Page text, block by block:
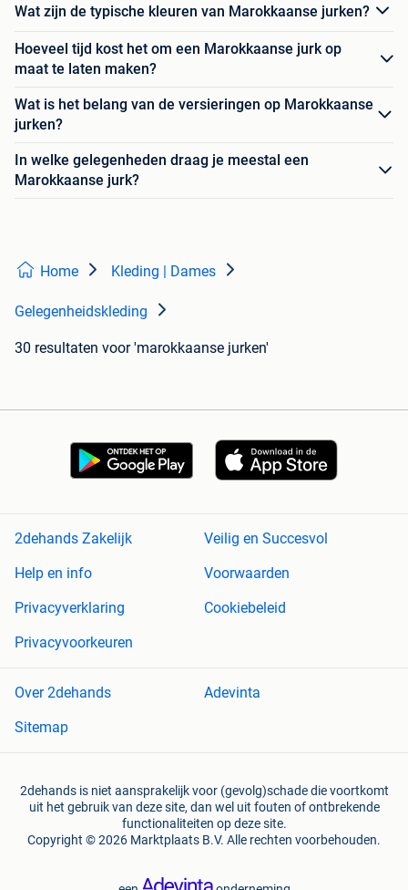
Wat zijn de typische kleuren van Marokkaanse jurken?
Hoeveel tijd kost het om een Marokkaanse jurk op
maat te laten maken?
Wat is het belang van de versieringen op Marokkaanse
jurken?
In welke gelegenheden draag je meestal een
Marokkaanse jurk?
Home Kleding | Dames
Gelegenheidskleding
30 resultaten voor 'marokkaanse jurken'
2dehands Zakelijk
Veilig en Succesvol
Help en info
Voorwaarden
Privacyverklaring
Cookiebeleid
Privacyvoorkeuren
Over 2dehands
Adevinta
Sitemap
2dehands is niet aansprakelijk voor (gevolg)schade die voortkomt
uit het gebruik van deze site, dan wel uit fouten of ontbrekende
functionaliteiten op deze site.
Copyright © 2026 Marktplaats B.V. Alle rechten voorbehouden.